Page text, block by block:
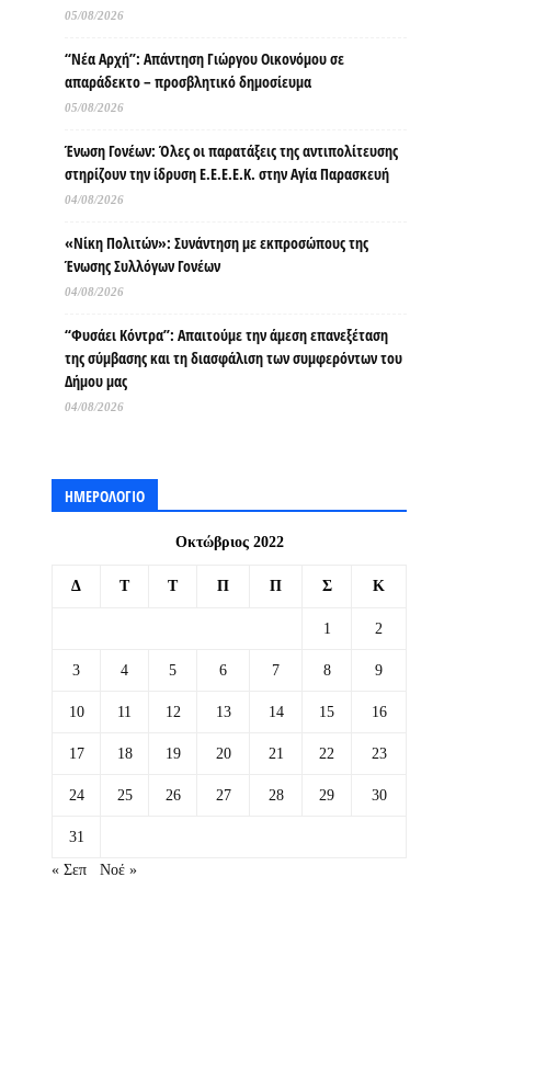
05/08/2026
“Νέα Αρχή”: Απάντηση Γιώργου Οικονόμου σε
απαράδεκτο – προσβλητικό δημοσίευμα
05/08/2026
Ένωση Γονέων: Όλες οι παρατάξεις της αντιπολίτευσης
στηρίζουν την ίδρυση Ε.Ε.Ε.Ε.Κ. στην Αγία Παρασκευή
04/08/2026
«Νίκη Πολιτών»: Συνάντηση με εκπροσώπους της
Ένωσης Συλλόγων Γονέων
04/08/2026
“Φυσάει Κόντρα”: Απαιτούμε την άμεση επανεξέταση
της σύμβασης και τη διασφάλιση των συμφερόντων του
Δήμου μας
04/08/2026
ΗΜΕΡΟΛΟΓΙΟ
Οκτώβριος 2022
Δ Τ Τ Π Π Σ Κ
1 2
3 4 5 6 7 8 9
10 11 12 13 14 15 16
17 18 19 20 21 22 23
24 25 26 27 28 29 30
31
« Σεπ
Νοέ »